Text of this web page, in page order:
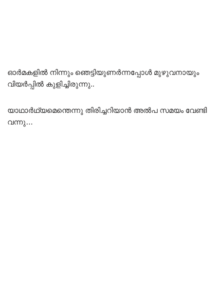
ഓർമകളിൽ നിന്നും ഞെട്ടിയുണർന്നപ്പോൾ മുഴുവനായും
വിയർപ്പിൽ കുളിച്ചിരുന്നു..
യാഥാർഥ്യമെന്തെന്നു തിരിച്ചറിയാൻ അൽപ സമയം വേണ്ടി
വന്നു…